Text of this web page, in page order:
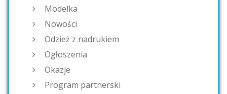
Modelka
Nowości
Odzież z nadrukiem
Ogłoszenia
Okazje
Program partnerski